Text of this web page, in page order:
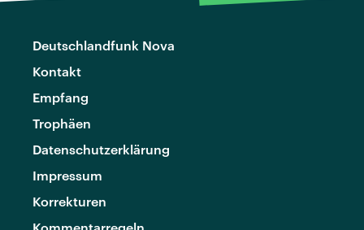
Deutschlandfunk Nova
Kontakt
Empfang
Trophäen
Datenschutzerklärung
Impressum
Korrekturen